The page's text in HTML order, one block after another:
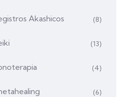
Akashicos (8)
(13)
(4)
(6)